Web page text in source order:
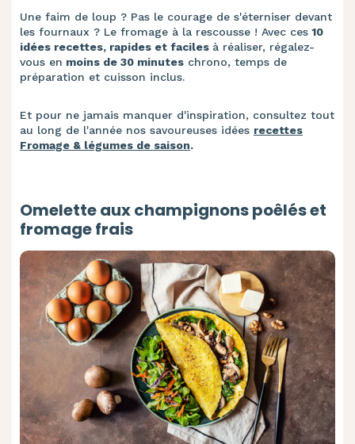
Une faim de loup ? Pas le courage de s'éterniser devant
les fournaux ? Le fromage à la rescousse ! Avec ces 10
idées recettes, rapides et faciles à réaliser, régalez-
vous en moins de 30 minutes chrono, temps de
préparation et cuisson inclus.
Et pour ne jamais manquer d'inspiration, consultez tout
au long de l'année nos savoureuses idées recettes
Fromage & légumes de saison.
Omelette aux champignons poêlés et
fromage frais